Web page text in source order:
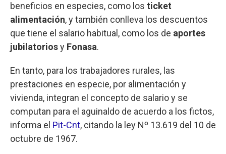
beneficios en especies, como los ticket
alimentación, y también conlleva los descuentos
que tiene el salario habitual, como los de aportes
jubilatoriosy Fonasa.
En tanto, para los trabajadores rurales, las
prestaciones en especie, por alimentación y
vivienda, integran el concepto de salario y se
computan para el aguinaldo de acuerdo a los fictos,
informa el Pit-Cnt, citando la ley Nº 13.619 del 10 de
octubre de 1967.